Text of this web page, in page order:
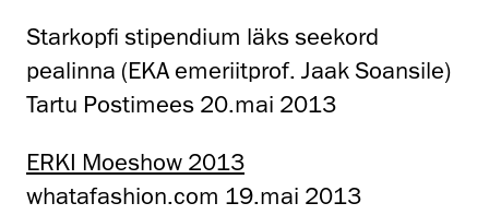
Starkopfi stipendium läks seekord
pealinna (EKA emeriitprof. Jaak Soansile)
Tartu Postimees 20.mai 2013
ERKI Moeshow 2013
whatafashion.com 19.mai 2013